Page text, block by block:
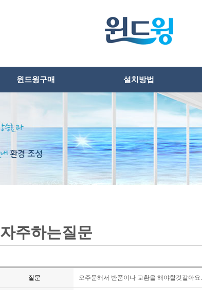
윈드윙구매 설치방법
자주하는질문
질문 오주문해서 반품이나 교환을 해야할것같아요.